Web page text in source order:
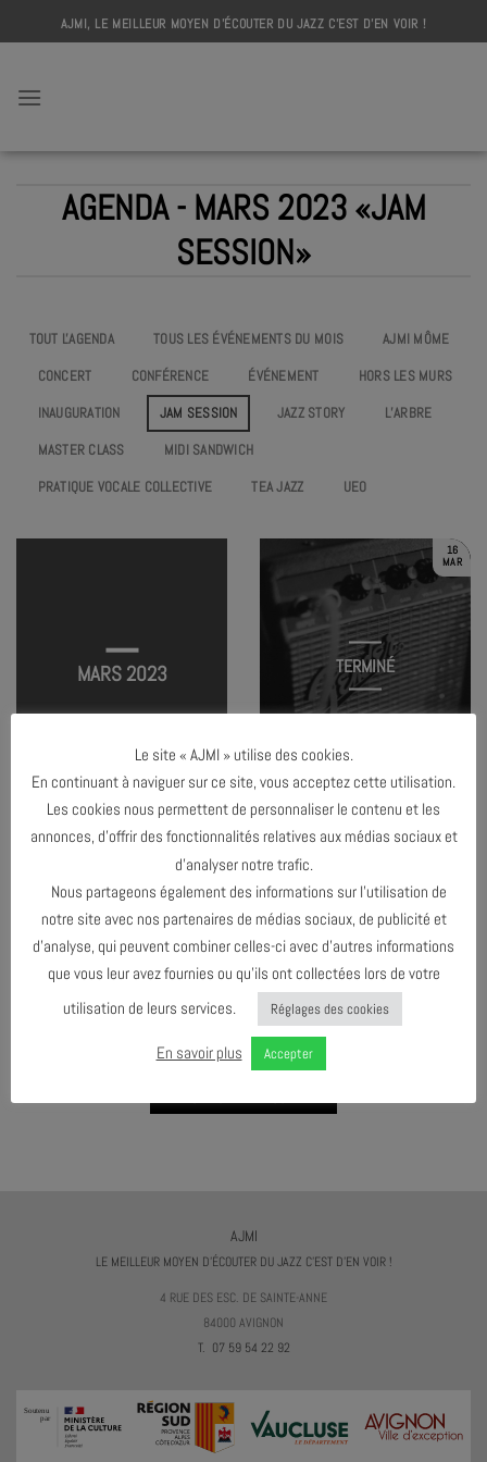
to
AJMI, LE MEILLEUR MOYEN D'ÉCOUTER DU JAZZ C'EST D'EN VOIR !
AGENDA - MARS 2023 «JAM
SESSION»
TOUT L'AGENDA TOUS LES ÉVÉNEMENTS DU MOIS
AJMI MÔME
CONCERT
CONFÉRENCE ÉVÉNEMENT
HORS LES MURS
INAUGURATION
JAM SESSION JAZZ STORY
L’ARBRE
MASTER CLASS
MIDI SANDWICH
PRATIQUE VOCALE COLLECTIVE
TEA JAZZ UEO
MARS 2023
16
MAR
JAM SESSION #5
TERMINÉ
AVRIL 2023
AGENDA AU FORMATICAL
AJMI
LE MEILLEUR MOYEN D'ÉCOUTER DU JAZZ C'EST D'EN VOIR !
4 RUE DES ESC. DE SAINTE-ANNE
84000 AVIGNON
T. 07 59 54 22 92
Le site « AJMI » utilise des cookies.
En continuant à naviguer sur ce site, vous acceptez cette utilisation.
Les cookies nous permettent de personnaliser le contenu et les
annonces, d’offrir des fonctionnalités relatives aux médias sociaux et
d’analyser notre trafic.
Nous partageons également des informations sur l’utilisation de
notre site avec nos partenaires de médias sociaux, de publicité et
d’analyse, qui peuvent combiner celles-ci avec d’autres informations
que vous leur avez fournies ou qu’ils ont collectées lors de votre
utilisation de leurs services.
Réglages des cookies
En savoir plus Accepter